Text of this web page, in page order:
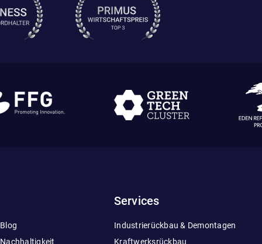
Blog
Nachhaltigkeit
Services
Industrierückbau & Demontagen
Kraftwerksrückbau